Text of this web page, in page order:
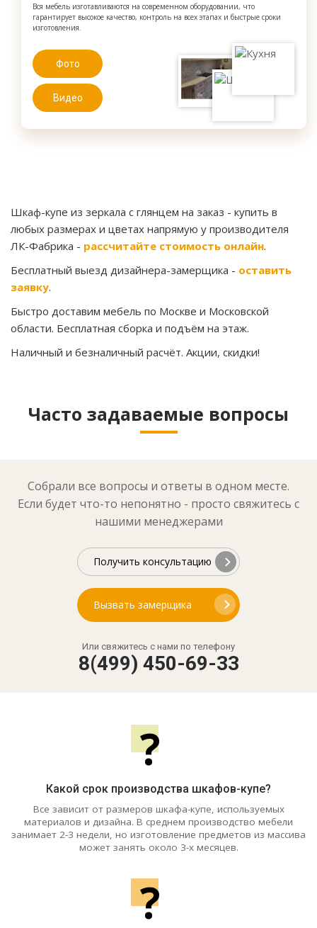
Вся мебель изготавливаются на современном оборудовании, что
гарантирует высокое качество, контроль на всех этапах и быстрые сроки
изготовления.
Фото
Видео
Шкаф-купе из зеркала с глянцем на заказ - купить в
любых размерах и цветах напрямую у производителя
ЛК-Фабрика - рассчитайте стоимость онлайн.
Бесплатный выезд дизайнера-замерщика - оставить
заявку.
Быстро доставим мебель по Москве и Московской
области. Бесплатная сборка и подъём на этаж.
Наличный и безналичный расчёт. Акции, скидки!
Часто задаваемые вопросы
Собрали все вопросы и ответы в одном месте.
Если будет что-то непонятно - просто свяжитесь с
нашими менеджерами
Получить консультацию
Вызвать замерщика
Или свяжитесь с нами по телефону
8(499) 450-69-33
?
Какой срок производства шкафов-купе?
Все зависит от размеров шкафа-купе, используемых
материалов и дизайна. В среднем производство мебели
занимает 2-3 недели, но изготовление предметов из массива
может занять около 3-х месяцев.
?